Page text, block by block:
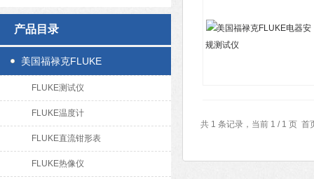
产品目录
美国福禄克FLUKE
FLUKE测试仪
FLUKE温度计
FLUKE直流钳形表
FLUKE热像仪
共 1 条记录，当前 1 / 1 页